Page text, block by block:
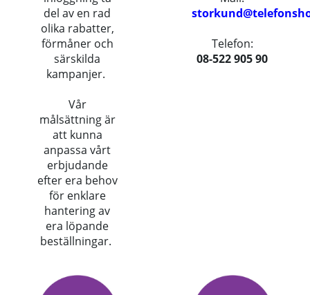
del av en rad
olika rabatter,
förmåner och
särskilda
kampanjer.
Vår
målsättning är
att kunna
anpassa vårt
erbjudande
efter era behov
för enklare
hantering av
era löpande
beställningar.
Telefon:
08-522 905 90